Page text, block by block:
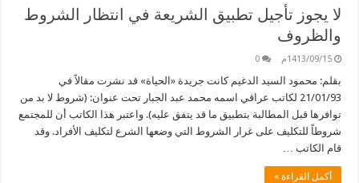
لا يجوز تأجيل تطبيق الشريعة في انتظار الشروط
والظروف
1413/09/15م 0
بقلم: محمود السيد الدغيم كانت جريدة «الحياة» قد نشرت مقالاً في
21/01/93 لكاتب عراقي اسمه محمد عبد الجبار تحت عنوان: (شروط لا بد من
توافرها قبل المطالبة بتطبيق ما قد يتفق عليه). واعتبر هذا الكاتب أن للمجتمع
شروطاً للتكليف على غرار الشروط التي وضعها الشرع لتكليف الأفراد. وقد
قام الكاتب …
أكمل القراءة »